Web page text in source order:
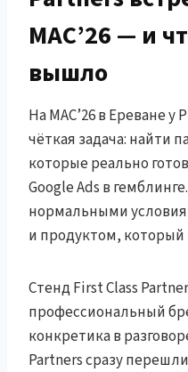
MAC’26 — и
вышло
На MAC’26 в Ереване у
чёткая задача: найти
которые реально
Google Ads в
нормальными
и продуктом, который
Стенд First Class
профессиональный
конкретика в
Partners сразу